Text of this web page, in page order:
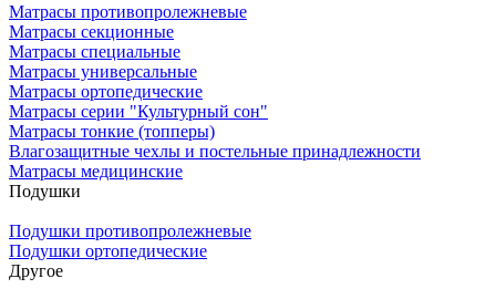
Матрасы противопролежневые
Матрасы секционные
Матрасы специальные
Матрасы универсальные
Матрасы ортопедические
Матрасы серии "Культурный сон"
Матрасы тонкие (топперы)
Влагозащитные чехлы и постельные принадлежности
Матрасы медицинские
Подушки
Подушки противопролежневые
Подушки ортопедические
Другое